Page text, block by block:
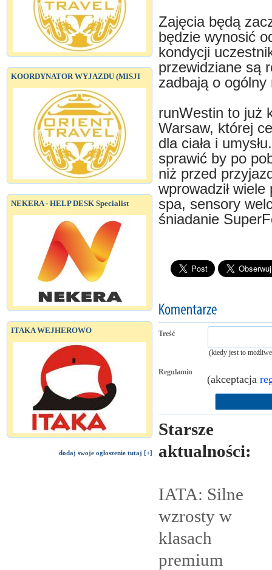
KOORDYNATOR WYJAZDU (MISJI
NEKERA - HELP DESK Specialist
ITAKA WEJHEROWO
dodaj swoje ogłoszenie tutaj [+]
Zajęcia będą
będzie wynosić
kondycji
przewidziane są
zadbają o
runWestin to już
Warsaw, której
dla ciała i
sprawić by po
niż przed
wprowadził
spa, sensory
śniadanie
Treść
(kiedy jest to
Regulamin
(akceptacja
Starsze
aktualności:
IATA: Silne
wzrosty w
klasach
premium